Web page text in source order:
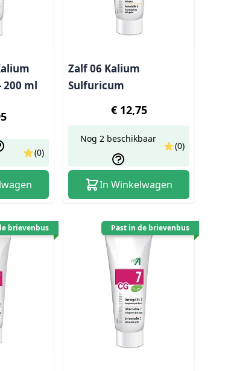
200 ml
(0)
Zalf 06 Kalium
Sulfuricum
€ 12,75
Nog 2 beschikbaar
(0)
In Winkelwagen
brievenbus Past in de brievenbus